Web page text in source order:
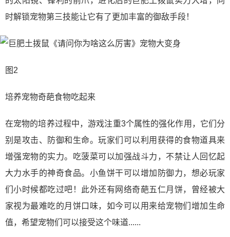
时解锁宠物第三技能让它有了更加丰富的御敌手段！
图2
培养宠物奇葩食物吃起来
在宠物的培养过程中，游戏注重3个属性的强化作用，它们分
别是攻击、防御和生命。玩家们可以利用获得的食物道具来
增强宠物的实力。吃菠菜可以加强战斗力，不禁让人回忆起
大力水手的神奇食品。小鱼饼干可以增加防御力，想必玩家
们小时候都吃过吧！此外还有网络奇葩五仁月饼，曾经被大
家视为最难吃的月饼口味，如今可以用来给宠物们增加生命
值，希望宠物们可以接受这个味道......